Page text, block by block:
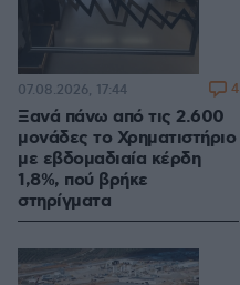
Ξανά πάνω από τις 2.600
μονάδες το Χρηματιστήριο
με εβδομαδιαία κέρδη
1,8%, πού βρήκε
στηρίγματα
07.08.2026, 17:44 4